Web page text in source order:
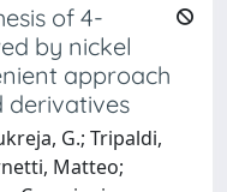
of 4-
by nickel
approach
derivatives
G.; Tripaldi,
Matteo;